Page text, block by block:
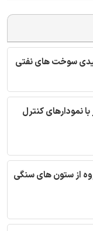
سوخت های نفتی
نمودارهای کنترل
از ستون های سنگی